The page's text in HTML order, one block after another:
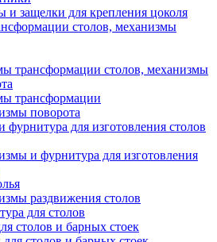
и защелки для крепления цоколя
столов, механизмы
трансформации столов, механизмы
трансформации
поворота
для изготовления столов
и фурнитура для изготовления
раздвижения столов
для столов
столов и барных стоек